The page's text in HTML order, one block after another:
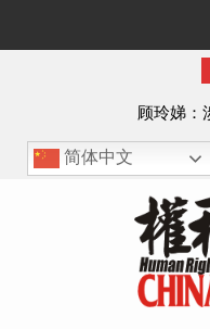
顾玲娣：
简体中文